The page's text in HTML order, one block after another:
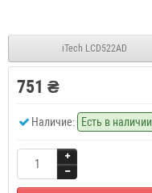
iTech LCD522AD
751 ₴
Наличие: Есть в наличии